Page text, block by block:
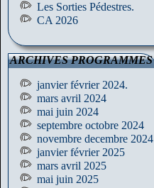
Les Sorties Pédestres.
CA 2026
ARCHIVES PROGRAMMES
janvier février 2024.
mars avril 2024
mai juin 2024
septembre octobre 2024
novembre decembre 2024
janvier février 2025
mars avril 2025
mai juin 2025